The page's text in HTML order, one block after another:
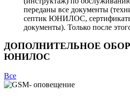
переданы все документы
септик ЮНИЛОС,
документы). Только после
ДОПОЛНИТЕЛЬНОЕ
ЮНИЛОС
Все